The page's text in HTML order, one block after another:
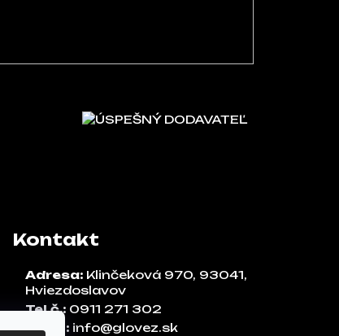
ÚSPEŠNÝ DODAVATEĽ
Kontakt
Adresa: Klinčeková 970, 93041,
Hviezdoslavov
Tel.č.: 0911 271 302
Email: info@glovez.sk